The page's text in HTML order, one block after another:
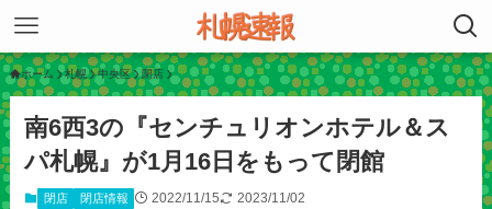
ホーム 札幌 中央区 閉店
南6西3の『センチュリオンホテル＆ス
パ札幌』が1月16日をもって閉館
閉店 閉店情報 2022/11/15 2023/11/02